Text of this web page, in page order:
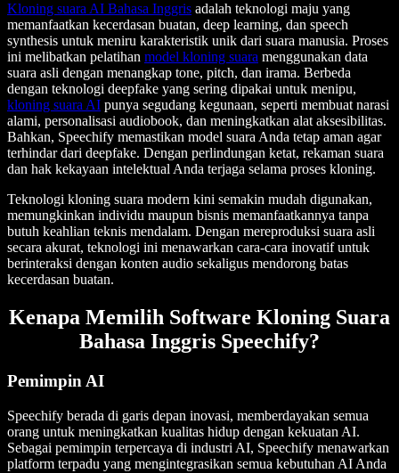
Kloning suara AI Bahasa Inggris adalah teknologi maju yang
memanfaatkan kecerdasan buatan, deep learning, dan speech
synthesis untuk meniru karakteristik unik dari suara manusia. Proses
ini melibatkan pelatihan model kloning suara menggunakan data
suara asli dengan menangkap tone, pitch, dan irama. Berbeda
dengan teknologi deepfake yang sering dipakai untuk menipu,
kloning suara AI punya segudang kegunaan, seperti membuat narasi
alami, personalisasi audiobook, dan meningkatkan alat aksesibilitas.
Bahkan, Speechify memastikan model suara Anda tetap aman agar
terhindar dari deepfake. Dengan perlindungan ketat, rekaman suara
dan hak kekayaan intelektual Anda terjaga selama proses kloning.
Teknologi kloning suara modern kini semakin mudah digunakan,
memungkinkan individu maupun bisnis memanfaatkannya tanpa
butuh keahlian teknis mendalam. Dengan mereproduksi suara asli
secara akurat, teknologi ini menawarkan cara-cara inovatif untuk
berinteraksi dengan konten audio sekaligus mendorong batas
kecerdasan buatan.
Kenapa Memilih Software Kloning Suara
Bahasa Inggris Speechify?
Pemimpin AI
Speechify berada di garis depan inovasi, memberdayakan semua
orang untuk meningkatkan kualitas hidup dengan kekuatan AI.
Sebagai pemimpin terpercaya di industri AI, Speechify menawarkan
platform terpadu yang mengintegrasikan semua kebutuhan AI Anda